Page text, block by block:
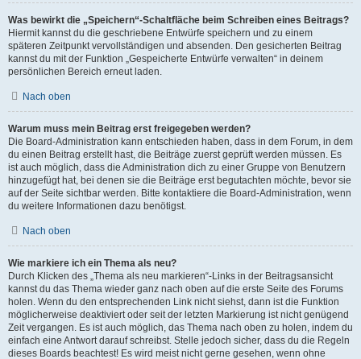
Was bewirkt die „Speichern“-Schaltfläche beim Schreiben eines Beitrags?
Hiermit kannst du die geschriebene Entwürfe speichern und zu einem
späteren Zeitpunkt vervollständigen und absenden. Den gesicherten Beitrag
kannst du mit der Funktion „Gespeicherte Entwürfe verwalten“ in deinem
persönlichen Bereich erneut laden.
Nach oben
Warum muss mein Beitrag erst freigegeben werden?
Die Board-Administration kann entschieden haben, dass in dem Forum, in dem
du einen Beitrag erstellt hast, die Beiträge zuerst geprüft werden müssen. Es
ist auch möglich, dass die Administration dich zu einer Gruppe von Benutzern
hinzugefügt hat, bei denen sie die Beiträge erst begutachten möchte, bevor sie
auf der Seite sichtbar werden. Bitte kontaktiere die Board-Administration, wenn
du weitere Informationen dazu benötigst.
Nach oben
Wie markiere ich ein Thema als neu?
Durch Klicken des „Thema als neu markieren“-Links in der Beitragsansicht
kannst du das Thema wieder ganz nach oben auf die erste Seite des Forums
holen. Wenn du den entsprechenden Link nicht siehst, dann ist die Funktion
möglicherweise deaktiviert oder seit der letzten Markierung ist nicht genügend
Zeit vergangen. Es ist auch möglich, das Thema nach oben zu holen, indem du
einfach eine Antwort darauf schreibst. Stelle jedoch sicher, dass du die Regeln
dieses Boards beachtest! Es wird meist nicht gerne gesehen, wenn ohne